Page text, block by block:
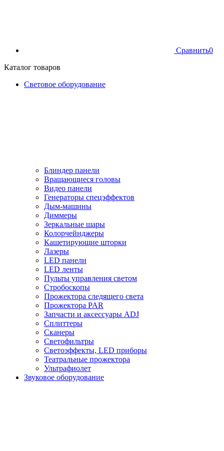
Сравнить0
Каталог товаров
Световое оборудование
Блиндер панели
Вращающиеся головы
Видео панели
Генераторы спецэффектов
Дым-машины
Диммеры
Зеркальные шары
Колорчейнджеры
Кашетирующие шторки
Лазеры
LED панели
LED ленты
Пульты управления светом
Стробоскопы
Прожектора следящего света
Прожектора PAR
Запчасти и аксессуары ADJ
Сплиттеры
Сканеры
Светофильтры
Светоэффекты, LED приборы
Театральные прожектора
Ультрафиолет
Звуковое оборудование